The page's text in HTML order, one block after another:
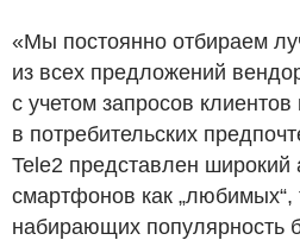
«Мы постоянно отбираем
из всех предложений
с учетом запросов клиентов
в потребительских
Tele2 представлен широкий
смартфонов как „любимых“,
набирающих популярность